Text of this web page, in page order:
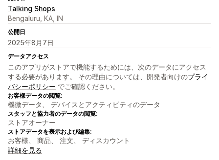
Talking Shops
Bengaluru, KA, IN
公開日
2025年8月7日
データアクセス
このアプリがストアで機能するためには、次のデータにアクセス
する必要があります。 その理由については、開発者向けのプライ
バシーポリシー でご確認ください。
お客様データの閲覧:
機微データ、 デバイスとアクティビティのデータ
スタッフと協力者のデータの閲覧:
ストアオーナー
ストアデータを表示および編集:
お客様、 商品、 注文、 ディスカウント
詳細を見る